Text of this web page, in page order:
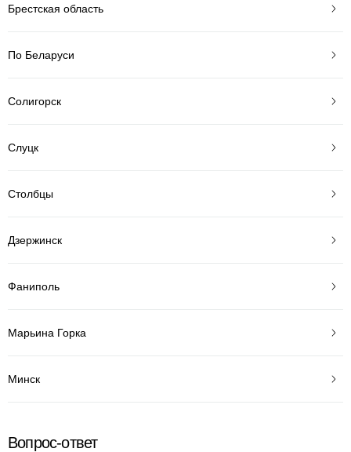
Брестская область
По Беларуси
Солигорск
Слуцк
Столбцы
Дзержинск
Фаниполь
Марьина Горка
Минск
Вопрос-ответ